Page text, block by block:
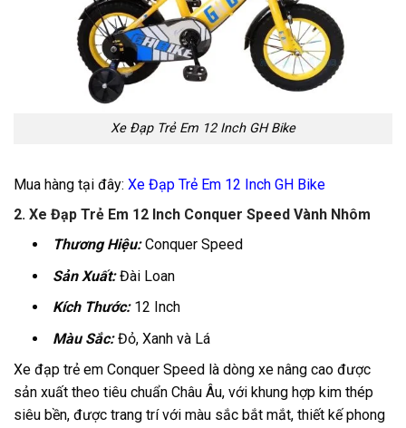
Xe Đạp Trẻ Em 12 Inch GH Bike
Mua hàng tại đây: Xe Đạp Trẻ Em 12 Inch GH Bike
2. Xe Đạp Trẻ Em 12 Inch Conquer Speed Vành Nhôm
Thương Hiệu:Conquer Speed
Sản Xuất:Đài Loan
Kích Thước: 12 Inch
Màu Sắc:Đỏ, Xanh và Lá
Xe đạp trẻ em Conquer Speed là dòng xe nâng cao được
sản xuất theo tiêu chuẩn Châu Âu, với khung hợp kim thép
siêu bền, được trang trí với màu sắc bắt mắt, thiết kế phong